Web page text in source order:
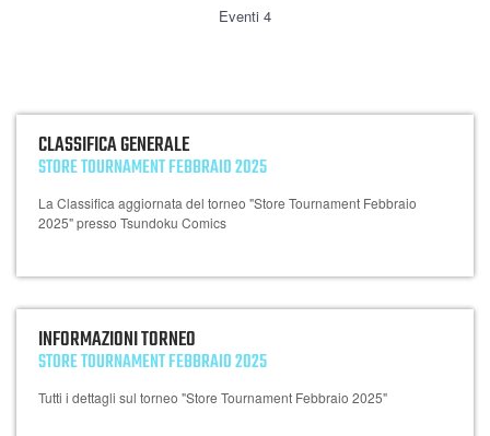
Eventi 4
CLASSIFICA GENERALE
STORE TOURNAMENT FEBBRAIO 2025
La Classifica aggiornata del torneo "Store Tournament Febbraio
2025" presso Tsundoku Comics
INFORMAZIONI TORNEO
STORE TOURNAMENT FEBBRAIO 2025
Tutti i dettagli sul torneo "Store Tournament Febbraio 2025"